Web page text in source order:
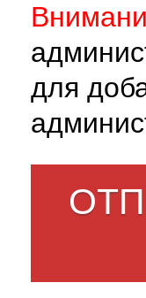
для